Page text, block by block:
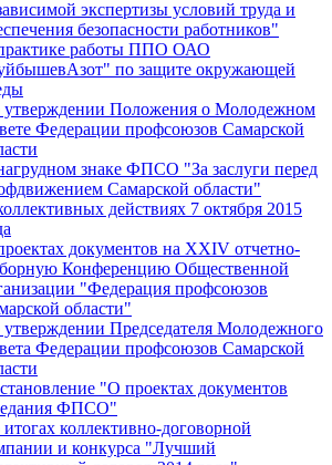
экспертизы условий труда и
безопасности работников"
работы ППО ОАО
по защите окружающей
Положения о Молодежном
Федерации профсоюзов Самарской
знаке ФПСО "За заслуги перед
Самарской области"
действиях 7 октября 2015
документов на XXIV отчетно-
Конференцию Общественной
"Федерация профсоюзов
области"
Председателя Молодежного
Федерации профсоюзов Самарской
"О проектах документов
ФПСО"
коллективно-договорной
и конкурса "Лучший